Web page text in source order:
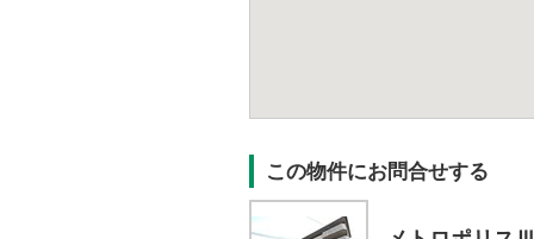
この物件にお問合せする